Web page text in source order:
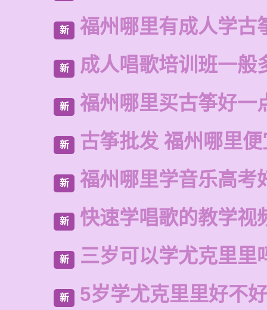
新 福州哪里有成人学古
新 成人唱歌培训班一般
新 福州哪里买古筝好一
新 古筝批发 福州哪里
新 福州哪里学音乐高考
新 快速学唱歌的教学视
新 三岁可以学尤克里里
新 5岁学尤克里里好不好